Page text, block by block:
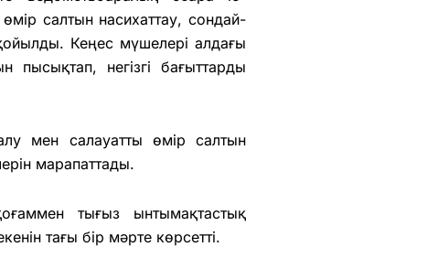
салтын насихаттау, сондай-
Кеңес мүшелері алдағы
пысықтап, негізгі бағыттарды
мен салауатты өмір салтын
марапаттады.
тығыз ынтымақтастық
тағы бір мәрте көрсетті.